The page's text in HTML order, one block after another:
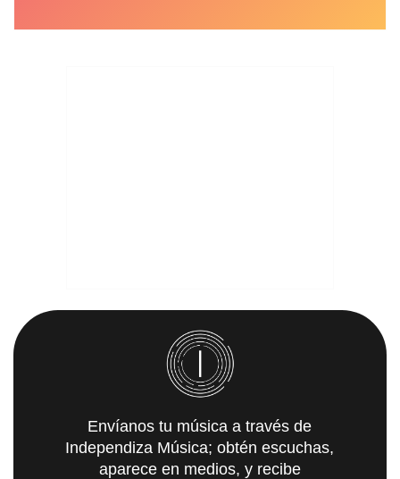
Envíanos tu música a través de
Independiza Música; obtén escuchas,
aparece en medios, y recibe